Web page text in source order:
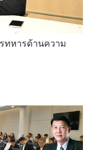
ทหารด้านความ
รมาธิการ
าร
น